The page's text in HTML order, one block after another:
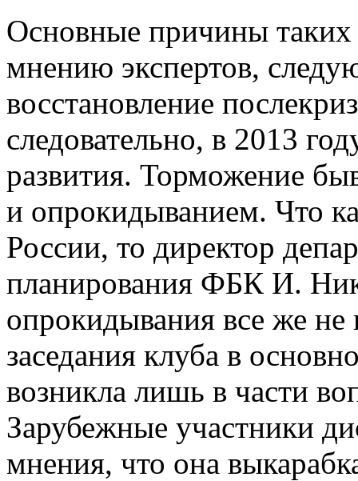
Основные причины
мнению экспертов,
восстановление
следовательно, в 2013
развития. Торможение
и опрокидыванием. Что
России, то директор
планирования ФБК И.
опрокидывания все же
заседания клуба в
возникла лишь в части
Зарубежные участники
мнения, что она